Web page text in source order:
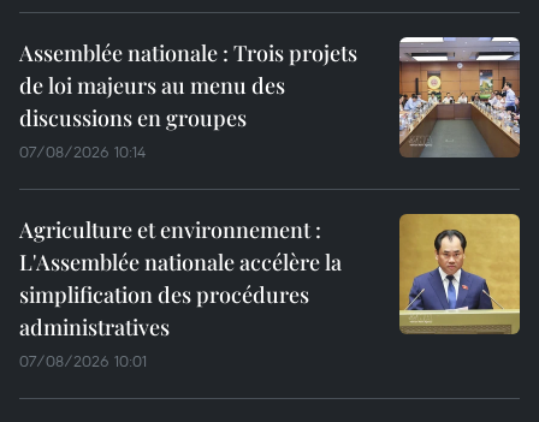
Assemblée nationale : Trois projets
de loi majeurs au menu des
discussions en groupes
07/08/2026 10:14
Agriculture et environnement :
L'Assemblée nationale accélère la
simplification des procédures
administratives
07/08/2026 10:01